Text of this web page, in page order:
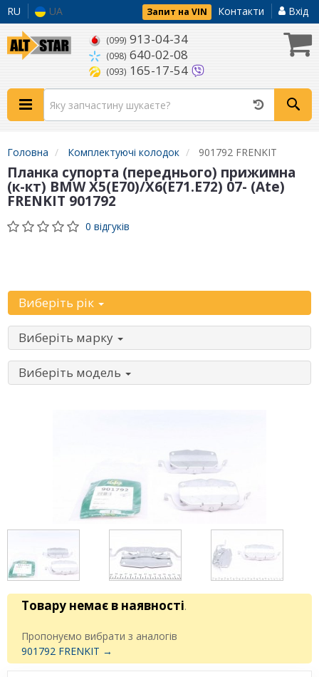
RU UA Запит на VIN Контакти Вхід
(099) 913-04-34
(098) 640-02-08
(093) 165-17-54
Головна Комплектуючі колодок 901792 FRENKIT
Планка супорта (переднього) прижимна
(к-кт) BMW X5(E70)/X6(E71.E72) 07- (Ate)
FRENKIT 901792
0 відгуків
Виберіть рік
Виберіть марку
Виберіть модель
Товару немає в наявності.
Пропонуємо вибрати з аналогів
901792 FRENKIT →